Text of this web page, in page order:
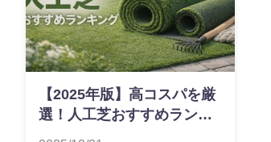
【2025年版】高コスパを厳
選！人工芝おすすめランキ